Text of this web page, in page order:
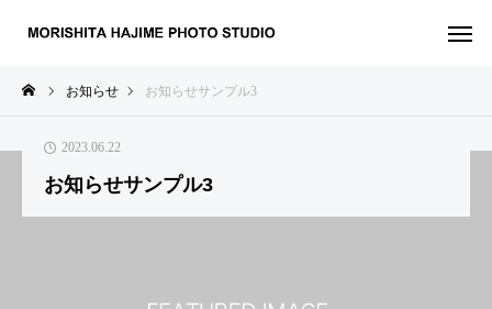
お知らせ お知らせサンプル3
2023.06.22
お知らせサンプル3